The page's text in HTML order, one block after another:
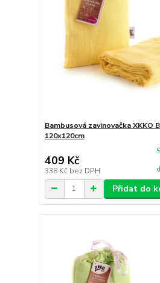
Bambusová zavinovačka XKKO
120x120cm
409 Kč
338 Kč bez DPH
Přidat do